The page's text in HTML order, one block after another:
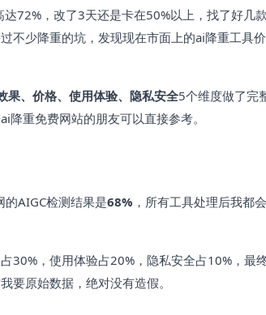
72%，改了3天还是卡在50%以上，找了好几
不少降重的坑，发现现在市面上的ai降重工具
果、价格、使用体验、隐私安全5个维度做了完
重免费网站的朋友可以直接参考。
AIGC检测结果是68% ，所有工具处理后我都
30%，使用体验占20%，隐私安全占10%，最
要原始数据，绝对没有造假。